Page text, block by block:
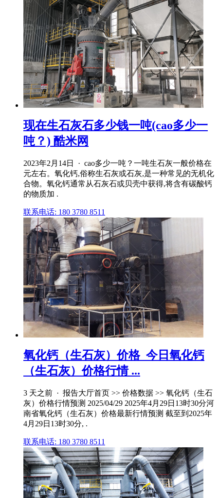
现在生石灰石多少钱一吨(cao多少一
吨？) 酷米网
2023年2月14日 · cao多少一吨？一吨生石灰一般价格在
元左右。氧化钙,俗称生石灰或石灰,是一种常见的无机化
合物。氧化钙通常从石灰石或贝壳中获得,将含有碳酸钙
的物质加 .
联系电话: 180 3780 8511
氧化钙（生石灰）价格_今日氧化钙
（生石灰）价格行情 ...
3 天之前 · 报告大厅首页 >> 价格数据 >> 氧化钙（生石
灰）价格行情预测 2025/04/29 2025年4月29日13时30分河
南省氧化钙（生石灰）价格最新行情预测 截至到2025年
4月29日13时30分, .
联系电话: 180 3780 8511